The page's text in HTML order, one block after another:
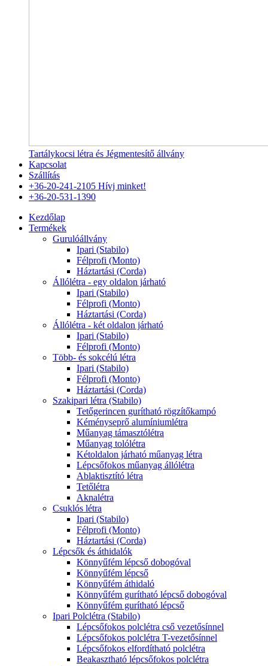
Tartálykocsi létra és Jégmentesítő állvány
Kapcsolat
Szállítás
+36-20-241-2105 Hívj minket!
+36-20-531-1390
Kezdőlap
Termékek
Gurulóállvány
Ipari (Stabilo)
Félprofi (Monto)
Háztartási (Corda)
Állólétra - egy oldalon járható
Ipari (Stabilo)
Félprofi (Monto)
Háztartási (Corda)
Állólétra - két oldalon járható
Ipari (Stabilo)
Félprofi (Monto)
Több- és sokcélú létra
Ipari (Stabilo)
Félprofi (Monto)
Háztartási (Corda)
Szakipari létra (Stabilo)
Tetőgerincen gurítható rögzítőkampó
Kéményseprő alumíniumlétra
Műanyag támasztólétra
Műanyag tolólétra
Kétoldalon járható műanyag létra
Lépcsőfokos műanyag állólétra
Ablaktisztító létra
Tetőlétra
Aknalétra
Csuklós létra
Ipari (Stabilo)
Félprofi (Monto)
Háztartási (Corda)
Lépcsők és áthidalók
Könnyűfém lépcső dobogóval
Könnyűfém lépcső
Könnyűfém áthidaló
Könnyűfém gurítható lépcső dobogóval
Könnyűfém gurítható lépcső
Ipari Polclétra (Stabilo)
Lépcsőfokos polclétra cső vezetősínnel
Lépcsőfokos polclétra T-vezetősínnel
Lépcsőfokos elfordítható polclétra
Beakasztható lépcsőfokos polclétra